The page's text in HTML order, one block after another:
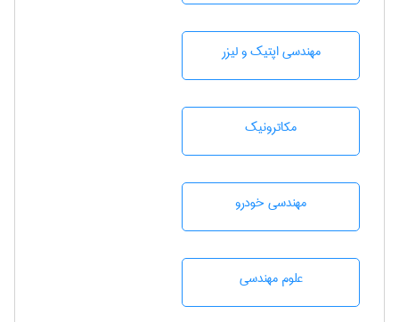
مهندسی اپتیک و لیزر
مکاترونیک
مهندسی خودرو
علوم مهندسی